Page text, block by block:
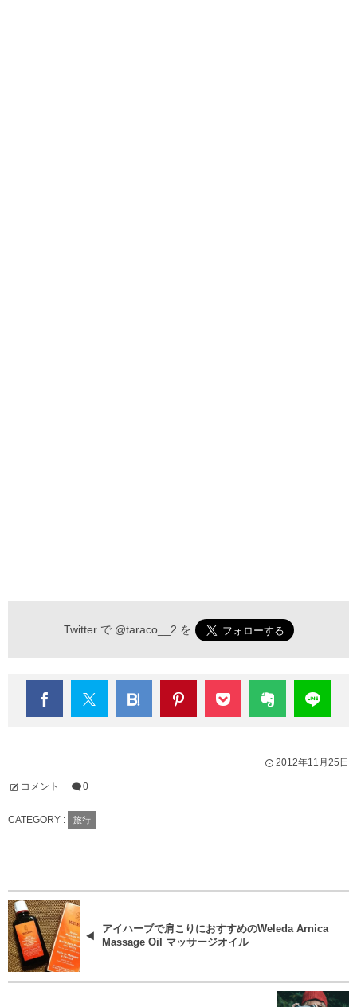
Twitter で @taraco__2 を
2012年11月25日
コメント 0
CATEGORY : 旅行
アイハーブで肩こりにおすすめのWeleda Arnica
Massage Oil マッサージオイル